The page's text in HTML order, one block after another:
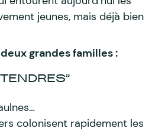
jeunes, mais déjà bien
deux grandes familles :
colonisent rapidement les